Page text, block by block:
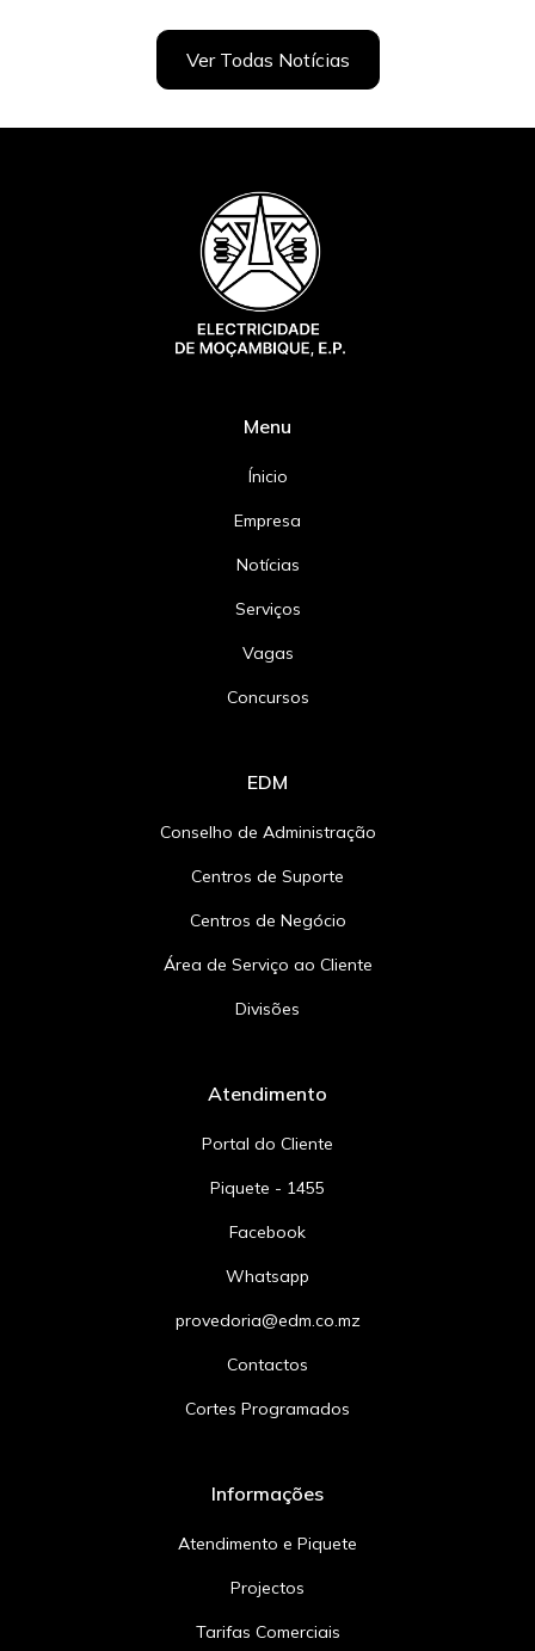
Ver Todas Notícias
Menu
Ínicio
Empresa
Notícias
Serviços
Vagas
Concursos
EDM
Conselho de Administração
Centros de Suporte
Centros de Negócio
Área de Serviço ao Cliente
Divisões
Atendimento
Portal do Cliente
Piquete - 1455
Facebook
Whatsapp
provedoria@edm.co.mz
Contactos
Cortes Programados
Informações
Atendimento e Piquete
Projectos
Tarifas Comerciais